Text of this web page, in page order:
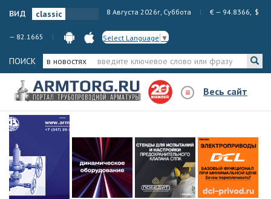
вид 8 Августа 2026г, Суббота € — 94.8366, $
— 82.1665 Select Language ▼
ПОИСК в новостях
Весь сайт